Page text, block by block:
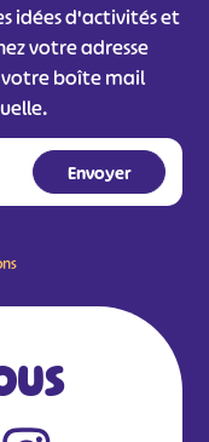
idées d'activités et
votre adresse
votre boîte mail